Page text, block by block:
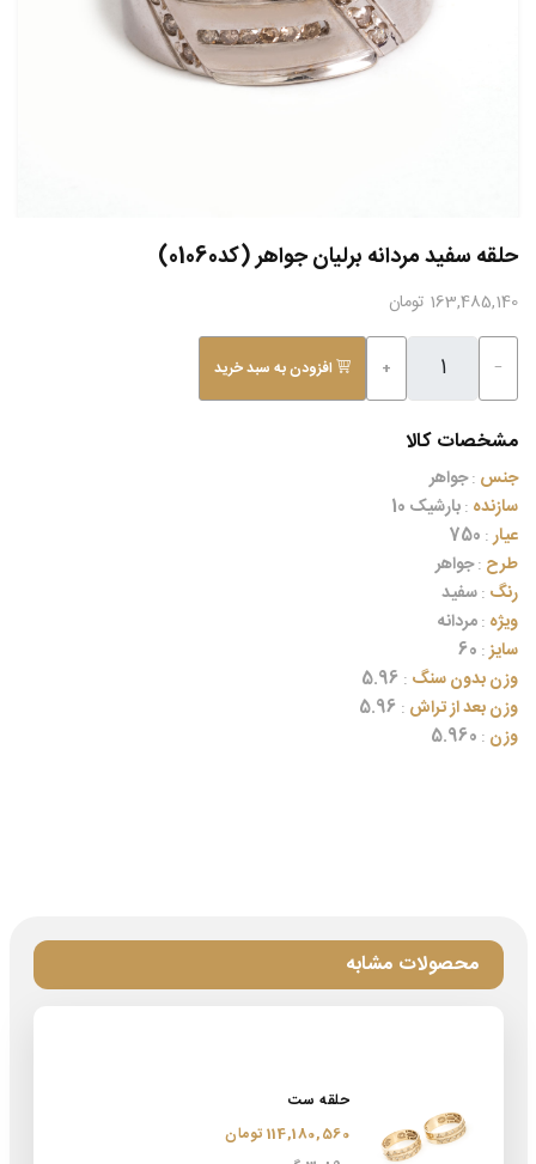
حلقه سفید مردانه برلیان جواهر (کد01060)
163,485,140 تومان
−
+ افزودن به سبد خرید
مشخصات کالا
جنس :جواهر
سازنده :بارشیک 10
عیار:
طرح :جواهر
رنگ :سفید
ویژه :مردانه
سایز:
وزن بدون سنگ :
وزن بعد از تراش :
وزن :
محصولات مشابه
حلقه ست
114,180,560 تومان